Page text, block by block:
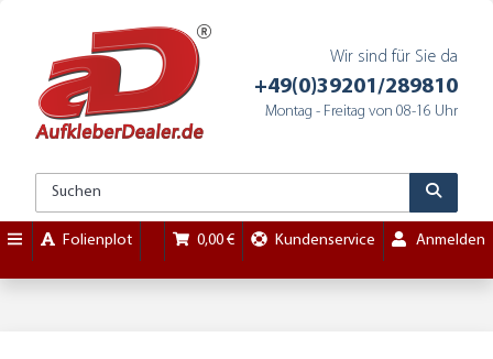
Wir sind für Sie da
+49(0)39201/289810
Montag - Freitag von 08-16 Uhr
Folienplot 0,00 € Kundenservice Anmelden